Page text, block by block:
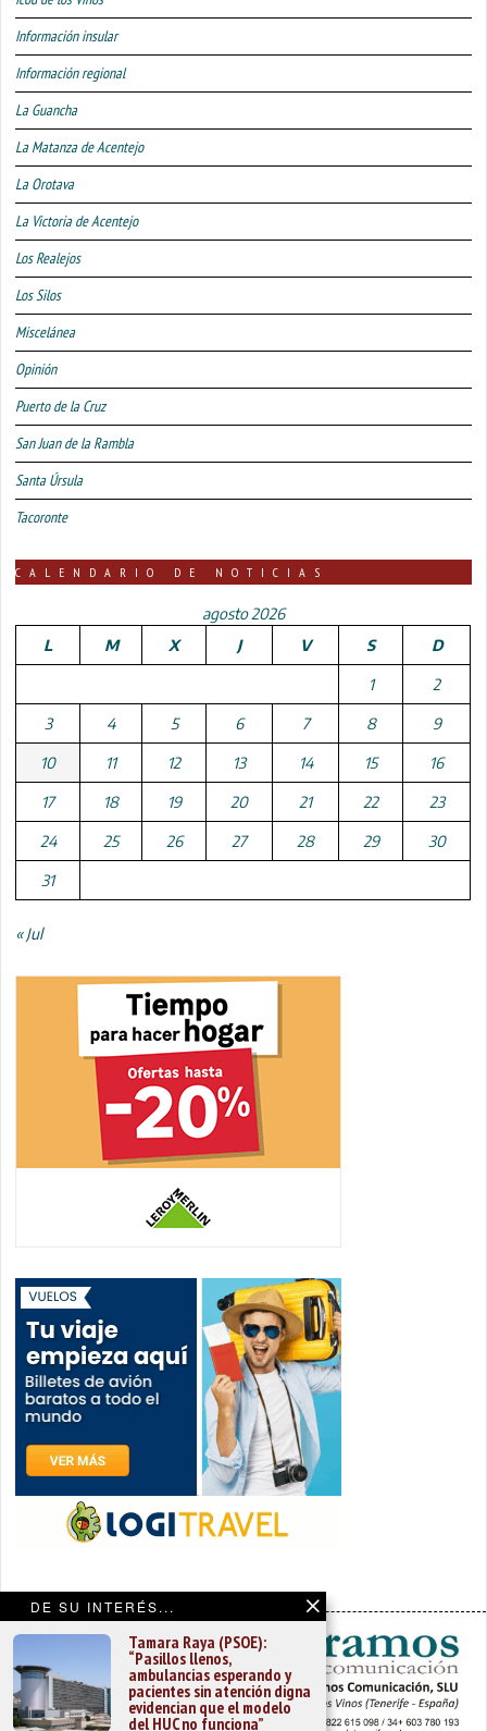
DE SU INTERÉS...
Tamara Raya (PSOE):
“Pasillos llenos,
ambulancias esperando y
pacientes sin atención digna
evidencian que el modelo
del HUC no funciona”
Información insular
Información regional
La Guancha
La Matanza de Acentejo
La Orotava
La Victoria de Acentejo
Los Realejos
Los Silos
Miscelánea
Opinión
Puerto de la Cruz
San Juan de la Rambla
Santa Úrsula
Tacoronte
CALENDARIO DE NOTICIAS
agosto 2026
L
M X J V S D
1 2
3 4 5 6 7 8 9
10 11 12 13 14 15 16
17 18 19 20 21 22 23
24 25 26 27 28 29 30
31
« Jul